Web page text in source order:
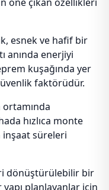
esnek ve hafif bir
anında enerjiyi
kuşağında yer
faktörüdür.
ortamında
hızlıca monte
inşaat süreleri
dönüştürülebilir bir
planlayanlar için